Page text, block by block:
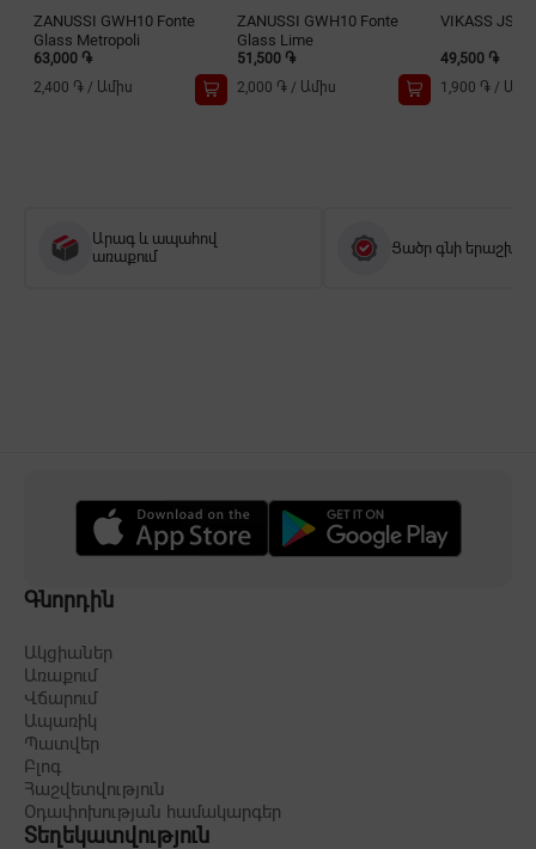
ZANUSSI GWH10 Fonte
Glass Metropoli
63,000 ֏
2,400 ֏ / Ամիս
ZANUSSI GWH10 Fonte
Glass Lime
51,500 ֏
2,000 ֏ / Ամիս
VIKASS
49,500 ֏
1,900 ֏ /
Արագ և ապահով
առաքում
Ցածր գնի երաշխիք
Գնորդին
Ակցիաներ
Առաքում
Վճարում
Ապառիկ
Պատվեր
Բլոգ
Հաշվետվություն
Օդափոխության համակարգեր
Տեղեկատվություն